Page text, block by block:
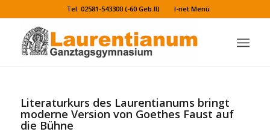
Tel. 02581-543300 (-60 Geb.II) I-net Menü
Literaturkurs des Laurentianums bringt
moderne Version von Goethes Faust auf
die Bühne